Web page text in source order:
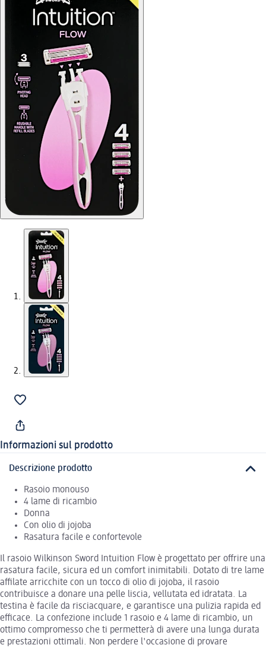
Informazioni sul prodotto
Descrizione prodotto
Rasoio monouso
4 lame di ricambio
Donna
Con olio di jojoba
Rasatura facile e confortevole
Il rasoio Wilkinson Sword Intuition Flow è progettato per offrire una
rasatura facile, sicura ed un comfort inimitabili. Dotato di tre lame
affilate arricchite con un tocco di olio di jojoba, il rasoio
contribuisce a donare una pelle liscia, vellutata ed idratata. La
testina è facile da risciacquare, e garantisce una pulizia rapida ed
efficace. La confezione include 1 rasoio e 4 lame di ricambio, un
ottimo compromesso che ti permetterà di avere una lunga durata
e prestazioni ottimali. Non perdere l'occasione di provare